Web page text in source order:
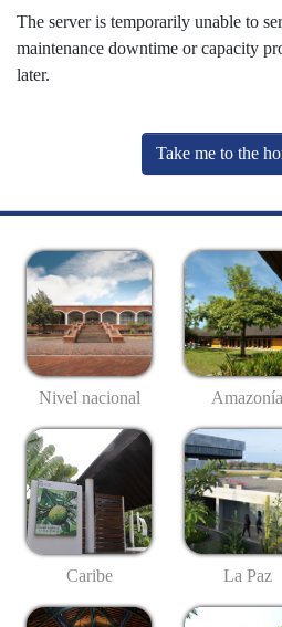
The server is temporarily unable to
maintenance downtime or capacity
later.
Take me to the
Nivel nacional Amazonía
Caribe La Paz